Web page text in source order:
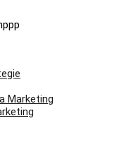
Marketing